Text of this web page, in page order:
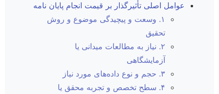
عوامل اصلی تأثیرگذار بر قیمت انجام پایان نامه
۱. وسعت و پیچیدگی موضوع و روش
تحقیق
۲. نیاز به مطالعات میدانی یا
آزمایشگاهی
۳. حجم و نوع داده‌های مورد نیاز
۴. سطح تخصص و تجربه محقق یا